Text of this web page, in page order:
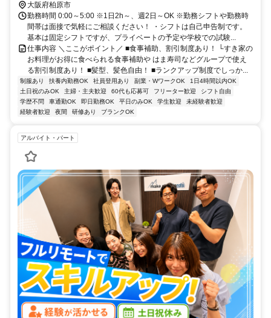
道明寺駅徒歩15分
大阪府柏原市
勤務時間 0:00～5:00 ※1日2h～、週2日～OK ※勤務シフトや勤務時
間帯は面接で気軽にご相談ください！ ・シフトは自己申告制です。
基本は固定シフトですが、プライベートの予定や学校での試験...
仕事内容 ＼ここがポイント／ ■食事補助、割引制度あり！ └すき家の
お料理がお得に食べられる食事補助や はま寿司などグループで使え
る割引制度あり！ ■髪型、髪色自由！ ■ランクアップ制度でしっか...
制服あり 扶養内勤務OK 社員登用あり 副業・WワークOK
1日4時間以内OK
土日祝のみOK
主婦・主夫歓迎 60代も応募可 フリーター歓迎
シフト自由
学歴不問
車通勤OK 即日勤務OK 平日のみOK 学生歓迎
未経験者歓迎
経験者歓迎
夜間 研修あり ブランクOK
アルバイト・パート